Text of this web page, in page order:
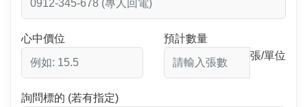
心中價位
預計數量
張/單位
詢問標的 (若有指定)